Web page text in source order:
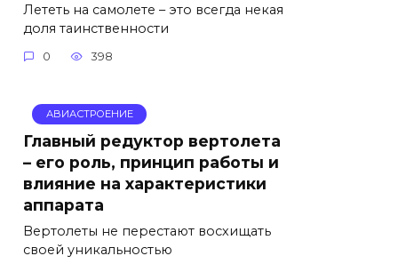
Лететь на самолете – это всегда некая
доля таинственности
0 398
АВИАСТРОЕНИЕ
Главный редуктор вертолета
– его роль, принцип работы и
влияние на характеристики
аппарата
Вертолеты не перестают восхищать
своей уникальностью